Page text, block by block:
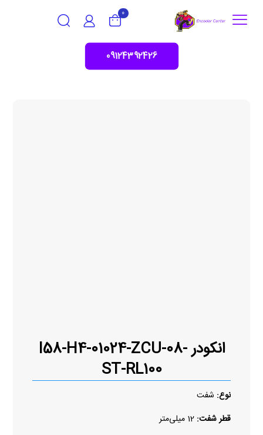
0
09124392426
انکودر I58-H4-01024-ZCU-08-
ST-RL100
نوع: شفت
قطر شفت:12 میلی‌متر